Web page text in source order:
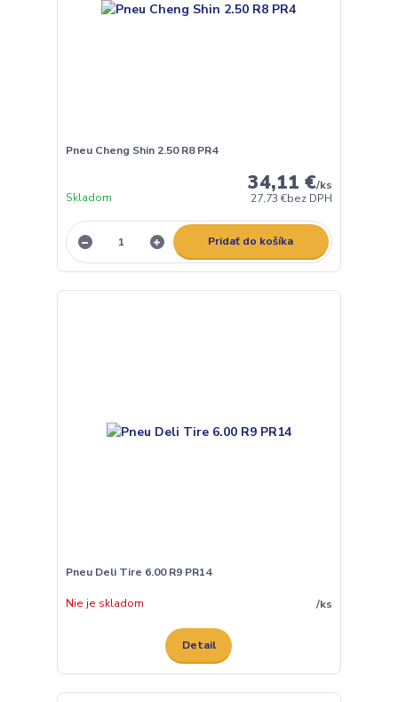
Pneu Cheng Shin 2.50 R8 PR4
34,11 €/ks
27,73 €bez DPH
Skladom
Pridať do košíka
Pneu Deli Tire 6.00 R9 PR14
/ks
Nie je skladom
Detail